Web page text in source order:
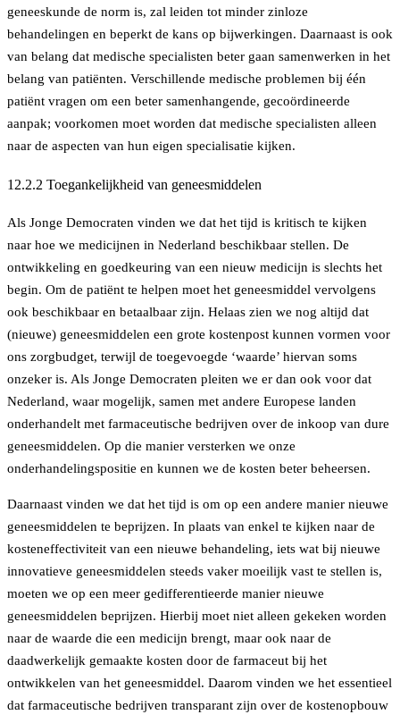
geneeskunde de norm is, zal leiden tot minder zinloze
behandelingen en beperkt de kans op bijwerkingen. Daarnaast is ook
van belang dat medische specialisten beter gaan samenwerken in het
belang van patiënten. Verschillende medische problemen bij één
patiënt vragen om een beter samenhangende, gecoördineerde
aanpak; voorkomen moet worden dat medische specialisten alleen
naar de aspecten van hun eigen specialisatie kijken.
12.2.2 Toegankelijkheid van geneesmiddelen
Als Jonge Democraten vinden we dat het tijd is kritisch te kijken
naar hoe we medicijnen in Nederland beschikbaar stellen. De
ontwikkeling en goedkeuring van een nieuw medicijn is slechts het
begin. Om de patiënt te helpen moet het geneesmiddel vervolgens
ook beschikbaar en betaalbaar zijn. Helaas zien we nog altijd dat
(nieuwe) geneesmiddelen een grote kostenpost kunnen vormen voor
ons zorgbudget, terwijl de toegevoegde ‘waarde’ hiervan soms
onzeker is. Als Jonge Democraten pleiten we er dan ook voor dat
Nederland, waar mogelijk, samen met andere Europese landen
onderhandelt met farmaceutische bedrijven over de inkoop van dure
geneesmiddelen. Op die manier versterken we onze
onderhandelingspositie en kunnen we de kosten beter beheersen.
Daarnaast vinden we dat het tijd is om op een andere manier nieuwe
geneesmiddelen te beprijzen. In plaats van enkel te kijken naar de
kosteneffectiviteit van een nieuwe behandeling, iets wat bij nieuwe
innovatieve geneesmiddelen steeds vaker moeilijk vast te stellen is,
moeten we op een meer gedifferentieerde manier nieuwe
geneesmiddelen beprijzen. Hierbij moet niet alleen gekeken worden
naar de waarde die een medicijn brengt, maar ook naar de
daadwerkelijk gemaakte kosten door de farmaceut bij het
ontwikkelen van het geneesmiddel. Daarom vinden we het essentieel
dat farmaceutische bedrijven transparant zijn over de kostenopbouw